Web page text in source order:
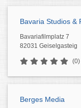
Bavaria Studios &
Bavariafilmplatz 7
82031 Geiselgasteig
(0)
Berges Media